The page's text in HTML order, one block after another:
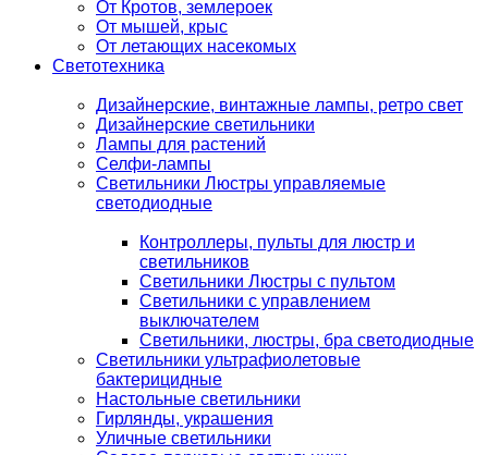
От Кротов, землероек
От мышей, крыс
От летающих насекомых
Светотехника
Дизайнерские, винтажные лампы, ретро свет
Дизайнерские светильники
Лампы для растений
Селфи-лампы
Светильники Люстры управляемые
светодиодные
Контроллеры, пульты для люстр и
светильников
Светильники Люстры с пультом
Светильники с управлением
выключателем
Светильники, люстры, бра светодиодные
Светильники ультрафиолетовые
бактерицидные
Настольные светильники
Гирлянды, украшения
Уличные светильники